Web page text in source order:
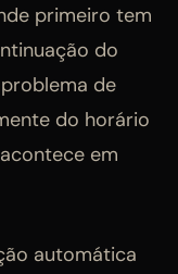
primeiro tem
do
de
do horário
em
automática